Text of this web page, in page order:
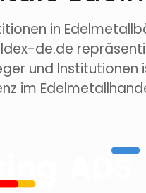
in
de.de
und
im